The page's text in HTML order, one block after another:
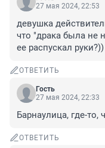
27 мая 2024, 22:53
девушка
что "драка была не
ее распускал руки?))
ОТВЕТИТЬ
Гость
27 мая 2024, 22:33
Барнаулица, где-то,
ОТВЕТИТЬ